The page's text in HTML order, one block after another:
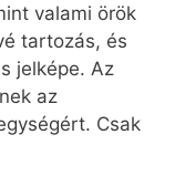
valami örök
tartozás, és
jelképe. Az
az
Csak